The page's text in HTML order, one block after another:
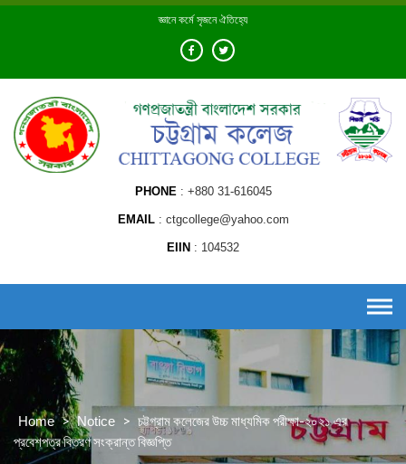
Skip
জ্ঞানে কর্মে সৃজনে ঐতিহ্যে
PHONE +880 31-616045
EMAIL ctgcollege@yahoo.com
EIIN 104532
Home > Notice > চট্টগ্রাম কলেজের উচ্চ মাধ্যমিক পরীক্ষা-২০২১ এর
প্রবেশপত্র বিতরণ সংক্রান্ত বিজ্ঞপ্তি